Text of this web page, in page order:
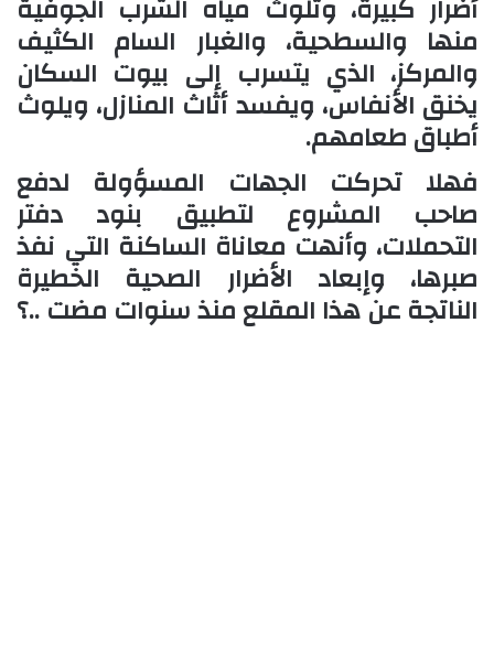
أضرار كبيرة، وتلوث مياه الشرب الجوفية
منها والسطحية، والغبار السام الكثيف
والمركز، الذي يتسرب إلى بيوت السكان
يخنق الأنفاس، ويفسد أثاث المنازل، ويلوث
أطباق طعامهم.
فهلا تحركت الجهات المسؤولة لدفع
صاحب المشروع لتطبيق بنود دفتر
التحملات، وأنهت معاناة الساكنة التي نفذ
صبرها، وإبعاد الأضرار الصحية الخطيرة
الناتجة عن هذا المقلع منذ سنوات مضت ..؟